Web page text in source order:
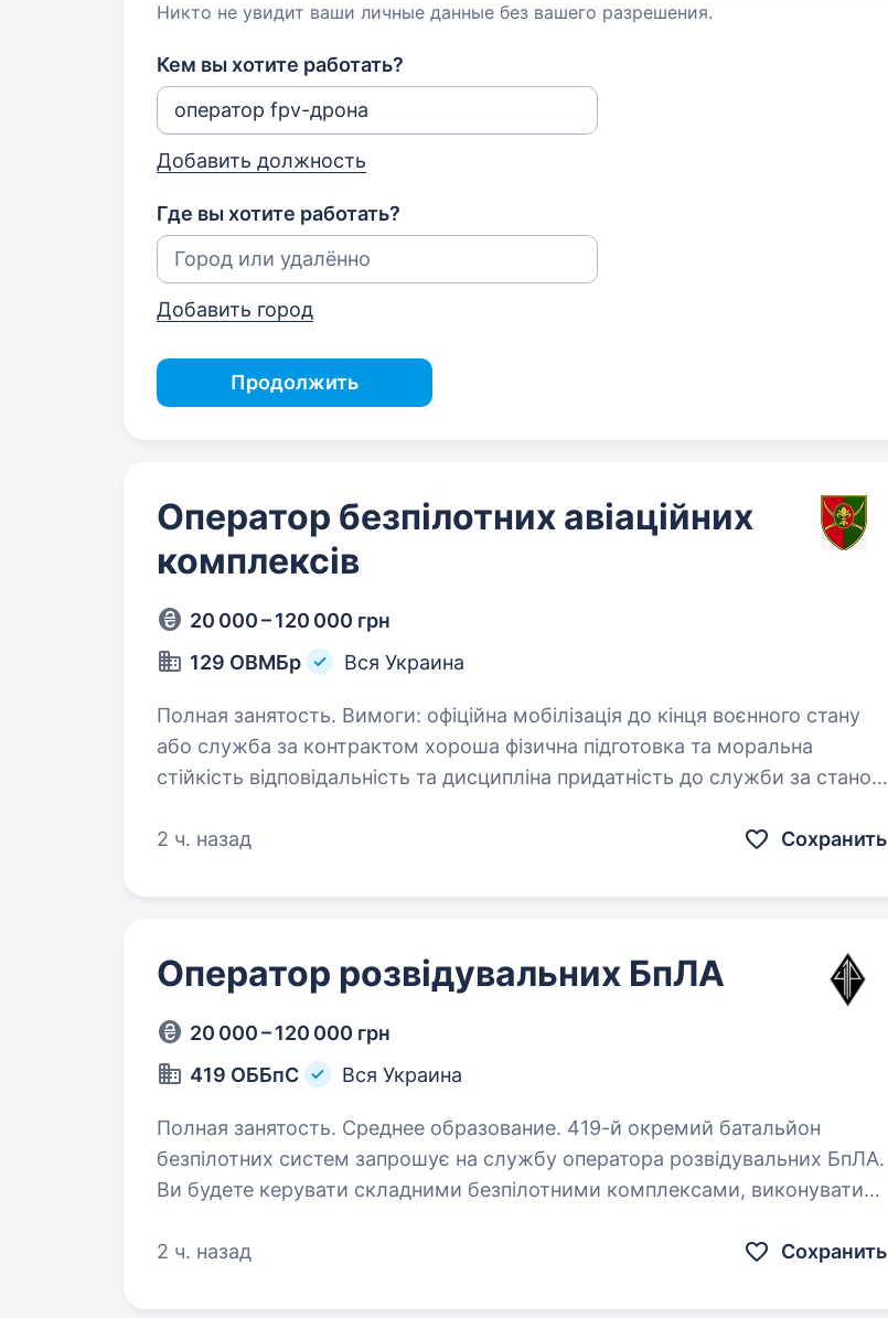
Никто не увидит ваши личные данные без вашего разрешения.
Кем вы хотите работать?
Добавить должность
Где вы хотите работать?
Добавить город
Продолжить
Оператор безпілотних авіаційних
комплексів
20 000 – 120 000 грн
129 ОВМБр
Вся Украина
Полная занятость. Вимоги: офіційна мобілізація до кінця воєнного стану
або служба за контрактом хороша фізична підготовка та моральна
стійкість відповідальність та дисципліна придатність до служби за станом
2 ч. назад
Сохранить
Оператор розвідувальних БпЛА
20 000 – 120 000 грн
419 ОББпС
Вся Украина
Полная занятость. Среднее образование. 419-й окремий батальйон
безпілотних систем запрошує на службу оператора розвідувальних БпЛА.
Ви будете керувати складними безпілотними комплексами, виконувати
2 ч. назад
Сохранить